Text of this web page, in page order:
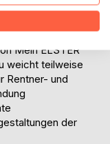
Erstattungs-
Mein ELSTER
weicht teilweise
Rentner- und
der